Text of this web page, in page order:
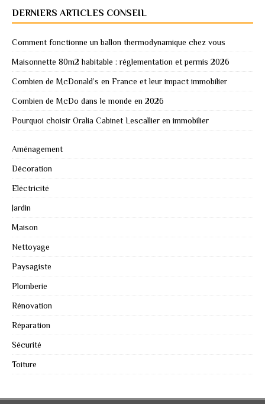
DERNIERS ARTICLES CONSEIL
Comment fonctionne un ballon thermodynamique chez vous
Maisonnette 80m2 habitable : réglementation et permis 2026
Combien de McDonald’s en France et leur impact immobilier
Combien de McDo dans le monde en 2026
Pourquoi choisir Oralia Cabinet Lescallier en immobilier
Aménagement
Décoration
Eléctricité
Jardin
Maison
Nettoyage
Paysagiste
Plomberie
Rénovation
Réparation
Sécurité
Toiture